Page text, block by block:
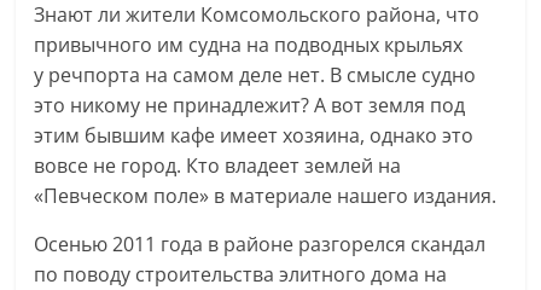
Знают ли жители Комсомольского района, что
привычного им судна на подводных крыльях
у речпорта на самом деле нет. В смысле судно
это никому не принадлежит? А вот земля под
этим бывшим кафе имеет хозяина, однако это
вовсе не город. Кто владеет землей на
«Певческом поле» в материале нашего издания.
Осенью 2011 года в районе разгорелся скандал
по поводу строительства элитного дома на